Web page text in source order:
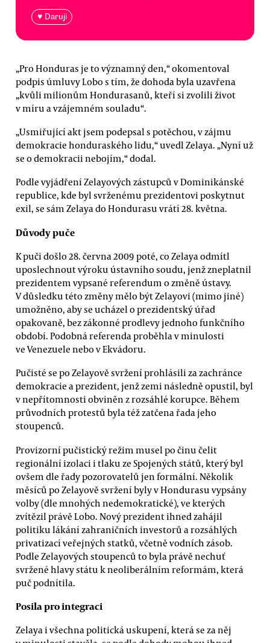
♥ Daruji
„Pro Honduras je to významný den,“ okomentoval
podpis úmluvy Lobo s tím, že dohoda byla uzavřena
„kvůli milionům Hondurasanů, kteří si zvolili život
v míru a vzájemném souladu“.
„Usmiřující akt jsem podepsal s potěchou, v zájmu
demokracie honduraského lidu,“ uvedl Zelaya. „Nyní už
se o demokracii nebojím,“ dodal.
Podle vyjádření Zelayových zástupců v Dominikánské
republice, kde byl svrženému prezidentovi poskytnut
exil, se sám Zelaya do Hondurasu vrátí 28. května.
Důvody puče
K puči došlo 28. června 2009 poté, co Zelaya odmítl
uposlechnout výroku ústavního soudu, jenž zneplatnil
prezidentem vypsané referendum o změně ústavy.
V důsledku této změny mělo být Zelayovi (mimo jiné)
umožněno, aby se ucházel o prezidentský úřad
opakovaně, bez zákonné prodlevy jednoho funkčního
období. Podobná referenda proběhla v minulosti
ve Venezuele nebo v Ekvádoru.
Pučisté se po Zelayově svržení prohlásili za zachránce
demokracie a prezident, jenž zemi následně opustil, byl
v nepřítomnosti obviněn z rozsáhlé korupce. Během
průvodních protestů byla též zatčena řada jeho
stoupenců.
Provizorní pučistický režim musel po činu čelit
regionální izolaci i tlaku ze Spojených států, který byl
ovšem dle řady pozorovatelů jen formální. Několik
měsíců po Zelayově svržení byly v Hondurasu vypsány
volby (dle mnohých nedemokratické), ve kterých
zvítězil právě Lobo. Nový prezident ihned zahájil
politiku lákání zahraničních investorů a rozsáhlých
privatizací veřejných statků, včetně vodních zásob.
Podle Zelayových stoupenců to byla právě nechuť
svržené hlavy státu k neoliberálním reformám, která
puč podnítila.
Posila pro integraci
Zelaya i všechna politická uskupení, která se za něj